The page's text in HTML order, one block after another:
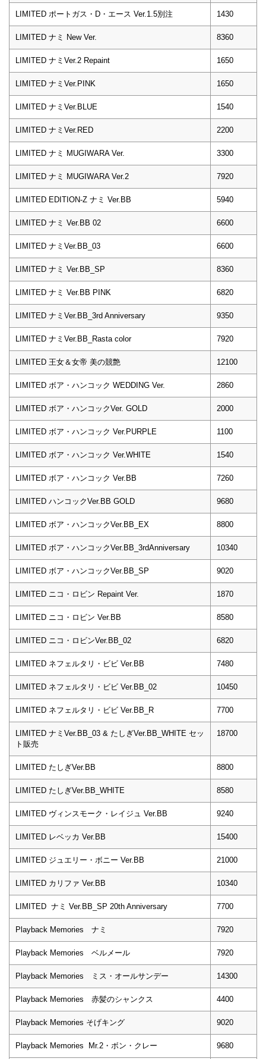
LIMITED ポートガス・D・エース Ver.1.5別注 1430
LIMITED ナミ New Ver. 8360
LIMITED ナミVer.2 Repaint 1650
LIMITED ナミVer.PINK 1650
LIMITED ナミVer.BLUE 1540
LIMITED ナミVer.RED 2200
LIMITED ナミ MUGIWARA Ver. 3300
LIMITED ナミ MUGIWARA Ver.2 7920
LIMITED EDITION-Z ナミ Ver.BB 5940
LIMITED ナミ Ver.BB 02 6600
LIMITED ナミVer.BB_03 6600
LIMITED ナミ Ver.BB_SP 8360
LIMITED ナミ Ver.BB PINK 6820
LIMITED ナミVer.BB_3rd Anniversary 9350
LIMITED ナミVer.BB_Rasta color 7920
LIMITED 王女＆女帝 美の競艶 12100
LIMITED ボア・ハンコック WEDDING Ver. 2860
LIMITED ボア・ハンコックVer. GOLD 2000
LIMITED ボア・ハンコック Ver.PURPLE 1100
LIMITED ボア・ハンコック Ver.WHITE 1540
LIMITED ボア・ハンコック Ver.BB 7260
LIMITED ハンコックVer.BB GOLD 9680
LIMITED ボア・ハンコックVer.BB_EX 8800
LIMITED ボア・ハンコックVer.BB_3rdAnniversary 10340
LIMITED ボア・ハンコックVer.BB_SP 9020
LIMITED ニコ・ロビン Repaint Ver. 1870
LIMITED ニコ・ロビン Ver.BB 8580
LIMITED ニコ・ロビンVer.BB_02 6820
LIMITED ネフェルタリ・ビビ Ver.BB 7480
LIMITED ネフェルタリ・ビビ Ver.BB_02 10450
LIMITED ネフェルタリ・ビビ Ver.BB_R 7700
LIMITED ナミVer.BB_03 & たしぎVer.BB_WHITE セッ
ト販売
18700
LIMITED たしぎVer.BB 8800
LIMITED たしぎVer.BB_WHITE 8580
LIMITED ヴィンスモーク・レイジュ Ver.BB 9240
LIMITED レベッカ Ver.BB 15400
LIMITED ジュエリー・ボニー Ver.BB 21000
LIMITED カリファ Ver.BB 10340
LIMITED ナミ Ver.BB_SP 20th Anniversary 7700
Playback Memories ナミ 7920
Playback Memories ベルメール 7920
Playback Memories ミス・オールサンデー 14300
Playback Memories 赤髪のシャンクス 4400
Playback Memories そげキング 9020
Playback Memories Mr.2・ボン・クレー 9680